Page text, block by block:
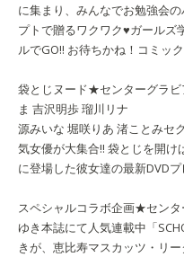
に集まり、みんなでお勉強会
プトで贈るワクワク♥ガールズ
ルでGO!! お待ちかね！コミッ
袋とじヌード★センターグラビ
ま 吉沢明歩 瑠川リナ
源みいな 堀咲りあ 渚ことみセ
気女優が大集合!! 袋とじを開
に登場した彼女達の最新DVD
スペシャルコラボ企画★センタ
ゆき本誌にて人気連載中「
きが、恵比寿マスカッツ・リ